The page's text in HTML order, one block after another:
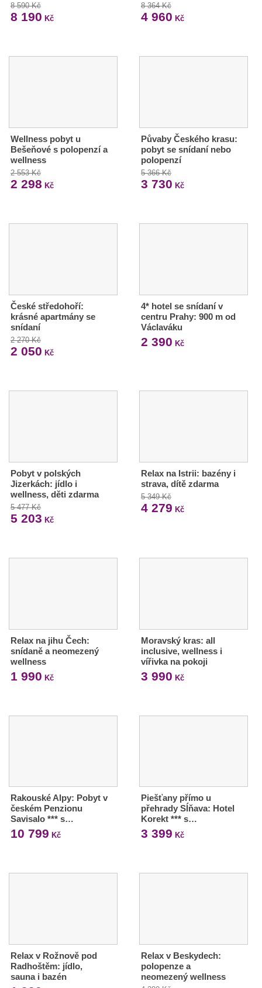
8 590 Kč
8 190 Kč
8 364 Kč
4 960 Kč
Wellness pobyt u
Bešeňové s polopenzí a
wellness
2 553 Kč
2 298 Kč
Půvaby Českého krasu:
pobyt se snídaní nebo
polopenzí
5 366 Kč
3 730 Kč
České středohoří:
krásné apartmány se
snídaní
2 270 Kč
2 050 Kč
4* hotel se snídaní v
centru Prahy: 900 m od
Václaváku
2 390 Kč
Pobyt v polských
Jizerkách: jídlo i
wellness, děti zdarma
5 477 Kč
5 203 Kč
Relax na Istrii: bazény i
strava, dítě zdarma
5 349 Kč
4 279 Kč
Relax na jihu Čech:
snídaně a neomezený
wellness
1 990 Kč
Moravský kras: all
inclusive, wellness i
vířivka na pokoji
3 990 Kč
Rakouské Alpy: Pobyt v
českém Penzionu
Savisalo *** s…
10 799 Kč
Piešťany přímo u
přehrady Sĺňava: Hotel
Korekt *** s…
3 399 Kč
Relax v Rožnově pod
Radhoštěm: jídlo,
sauna i bazén
Relax v Beskydech:
polopenze a
neomezený wellness